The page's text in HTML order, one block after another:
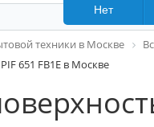
техники в Москве
651 FB1E в Москве
Нет